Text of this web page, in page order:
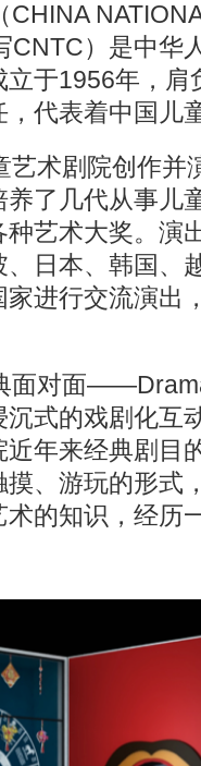
CHINA
CNTC）是中华
立于1956年，肩
代表着中国儿
艺术剧院创作并
了几代从事儿
艺术大奖。演
日本、韩国、
进行交流演出
面对面
式的戏剧化互
年来经典剧目
、游玩的形式
的知识，经历